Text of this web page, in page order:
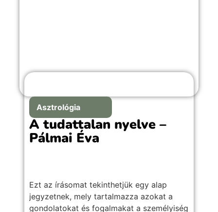
Asztrológia
A tudattalan nyelve –
Pálmai Éva
Ezt az írásomat tekinthetjük egy alap
jegyzetnek, mely tartalmazza azokat a
gondolatokat és fogalmakat a személyiség